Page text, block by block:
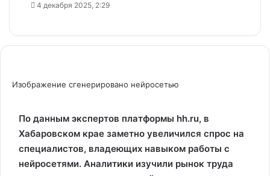
4 декабря 2025, 2:29
Изображение сгенерировано нейросетью
По данным экспертов платформы hh.ru, в
Хабаровском крае заметно увеличился спрос на
специалистов, владеющих навыком работы с
нейросетями. Аналитики изучили рынок труда